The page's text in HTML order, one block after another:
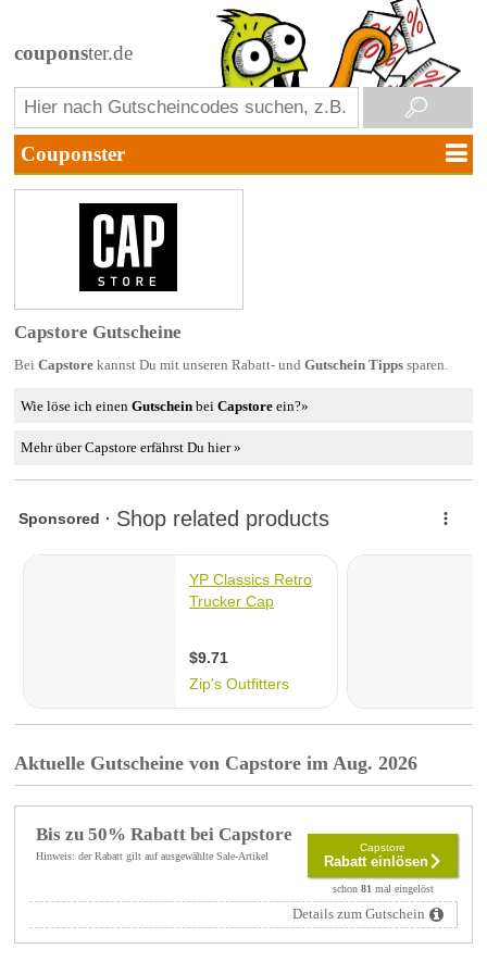
couponster.de
Capstore Gutscheine
Bei Capstorekannst Du mit unseren Rabatt- und Gutschein Tippssparen.
Wie löse ich einenGutschein beiCapstore ein?»
Mehr über Capstore erfährst Du hier »
Aktuelle Gutscheine von Capstore im Aug. 2026
Bis zu 50% Rabatt bei Capstore
Hinweis: der Rabatt gilt auf ausgewählte Sale-Artikel
Capstore
Rabatt einlösen
schon 81 mal eingelöst
Details zum Gutschein